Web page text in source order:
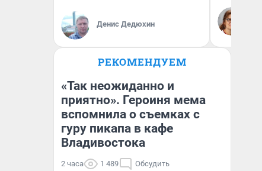
Денис Дедюхин
РЕКОМЕНДУЕМ
«Так неожиданно и
приятно». Героиня мема
вспомнила о съемках с
гуру пикапа в кафе
Владивостока
2 часа 1 489 Обсудить